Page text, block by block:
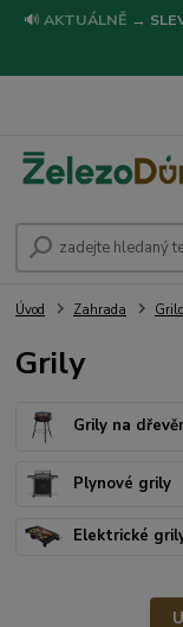
🔊 AKTUÁLNĚ →
Úvod Zahrada
Grily
Grily na
Plynové grily
Elektrické